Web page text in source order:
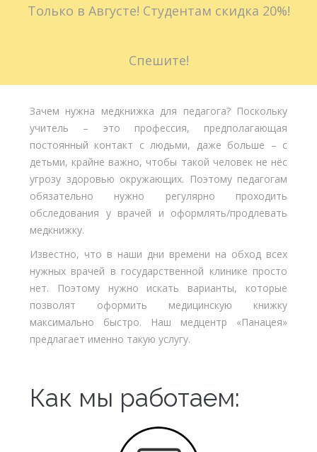
Доставка
Только в Августе! Студентам скидка 20%!
Спешите!
Зачем нужна медкнижка для педагога? Поскольку
учитель – это профессия, предполагающая
постоянный контакт с людьми, даже больше – с
детьми, крайне важно, чтобы такой человек не нёс
угрозу здоровью окружающих. Поэтому педагогам
обязательно нужно регулярно проходить
обследования у врачей и оформлять/продлевать
медкнижку.
Известно, что в наши дни времени на обход всех
нужных врачей в государственной клинике просто
нет. Поэтому нужно искать варианты, которые
позволят оформить медицинскую книжку
максимально быстро. Наш медцентр «Панацея»
предлагает именно такую услугу.
Как мы работаем: